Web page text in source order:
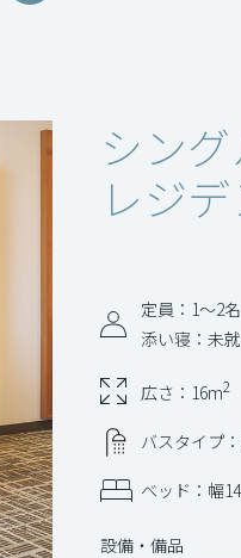
シン
レジ
定員：1～2名
添い寝：未
広さ：16m2
バスタイプ
ベッド：幅
設備‧備品